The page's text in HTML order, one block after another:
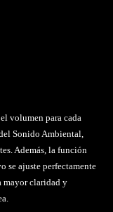
volumen para cada
Sonido Ambiental,
Además, la función
se ajuste perfectamente
mayor claridad y